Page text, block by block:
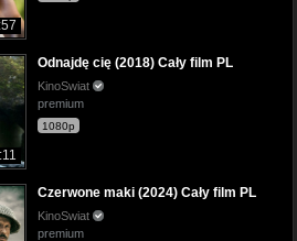
Odnajdę cię (2018) Cały film PL
KinoSwiat
premium
1080p
Czerwone maki (2024) Cały film PL
KinoSwiat
premium